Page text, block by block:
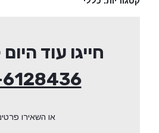
חייגו עוד
או השאירו